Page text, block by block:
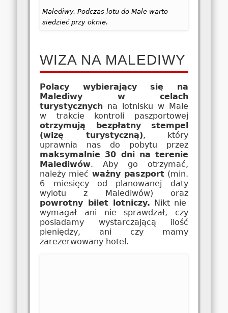
Malediwy. Podczas lotu do Male warto
siedzieć przy oknie.
WIZA NA MALEDIWY
Polacy wybierający się na
Malediwy w celach
turystycznych na lotnisku w Male
w trakcie kontroli paszportowej
otrzymują bezpłatny stempel
(wizę turystyczną), który
uprawnia nas do pobytu przez
maksymalnie 30 dni na terenie
Malediwów. Aby go otrzymać,
należy mieć ważny paszport(min.
6 miesięcy od planowanej daty
wylotu z Malediwów) oraz
powrotny bilet lotniczy. Nikt nie
wymagał ani nie sprawdzał, czy
posiadamy wystarczającą ilość
pieniędzy, ani czy mamy
zarezerwowany hotel.